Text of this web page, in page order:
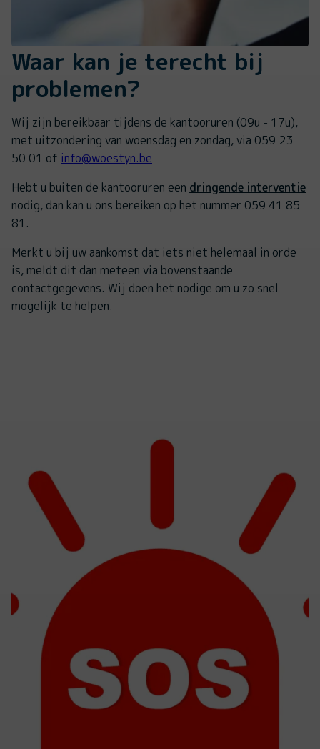
Waar kan je terecht bij
problemen?
Wij zijn bereikbaar tijdens de kantooruren (09u - 17u),
met uitzondering van woensdag en zondag, via 059 23
50 01 of info@woestyn.be
Hebt u buiten de kantooruren een dringende interventie
nodig, dan kan u ons bereiken op het nummer 059 41 85
81.
Merkt u bij uw aankomst dat iets niet helemaal in orde
is, meldt dit dan meteen via bovenstaande
contactgegevens. Wij doen het nodige om u zo snel
mogelijk te helpen.